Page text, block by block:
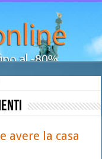
avere la casa